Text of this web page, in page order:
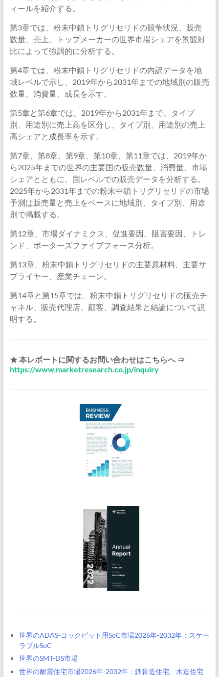
ィールを紹介する。
第3章では、粉末中鎖トリグリセリドの競争状況、販売
数量、売上、トップメーカーの世界市場シェアを景観対
比によって強調的に分析する。
第4章では、粉末中鎖トリグリセリドの内訳データを地
域レベルで示し、2019年から2031年までの地域別の販売
数量、消費量、成長を示す。
第5章と第6章では、2019年から2031年まで、タイプ
別、用途別に売上高を区分し、タイプ別、用途別の売上
高シェアと成長率を示す。
第7章、第8章、第9章、第10章、第11章では、2019年か
ら2025年までの世界の主要国の販売数量、消費量、市場
シェアとともに、国レベルでの販売データを分析する。
2025年から2031年までの粉末中鎖トリグリセリドの市場
予測は販売量と売上をベースに地域別、タイプ別、用途
別で掲載する。
第12章、市場ダイナミクス、促進要因、阻害要因、トレ
ンド、ポーターズファイブフォース分析。
第13章、粉末中鎖トリグリセリドの主要原材料、主要サ
プライヤー、産業チェーン。
第14章と第15章では、粉末中鎖トリグリセリドの販売チ
ャネル、販売代理店、顧客、調査結果と結論について説
明する。
★ 本レポートに関するお問い合わせはこちらへ ⇒
https://www.marketresearch.co.jp/inquiry
世界のADAS-コックピット用SoC市場2026年-2032年：スケー
ラブルSoC
世界のSMT-DS市場
世界の耐震住宅市場2026年-2032年：鉄骨造住宅、木造住宅